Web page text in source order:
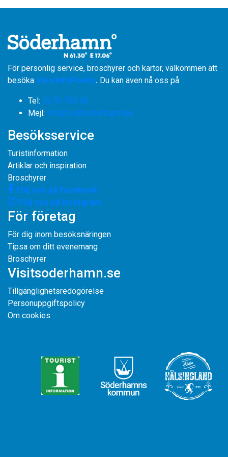
För personlig service, broschyrer och kartor, välkommen att
besöka våra InfoPoints. Du kan även nå oss på:
Tel: 0270-750 00
​​​​​​​Mejl: info@visitsoderhamn.se
Besöksservice
Turistinformation
Artiklar och inspiration
Broschyrer
Följ oss på Facebook
Följ oss på Instagram
För företag
För dig inom besöksnäringen
Tipsa om ditt evenemang
Broschyrer
Visitsoderhamn.se
Tillgänglighetsredogörelse
Personuppgiftspolicy
Om cookies